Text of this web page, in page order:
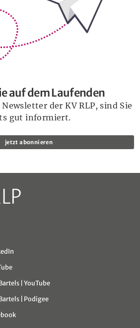
auf dem Laufenden
der KV RLP, sind Sie
gut informiert.
jetzt abonnieren
| YouTube
| Podigee